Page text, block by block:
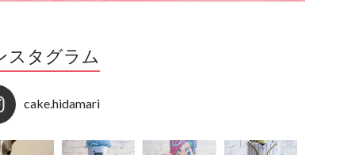
スタグラム
cake.hidamari